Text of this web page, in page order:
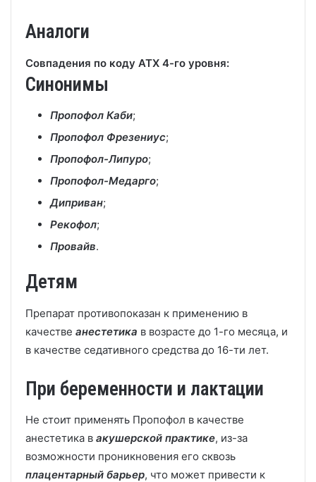
Аналоги
Совпадения по коду АТХ 4-го уровня:
Синонимы
Пропофол Каби;
Пропофол Фрезениус;
Пропофол-Липуро;
Пропофол-Медарго;
Диприван;
Рекофол;
Провайв.
Детям
Препарат противопоказан к применению в
качестве анестетика в возрасте до 1-го месяца, и
в качестве седативного средства до 16-ти лет.
При беременности и лактации
Не стоит применять Пропофол в качестве
анестетика в акушерской практике, из-за
возможности проникновения его сквозь
плацентарный барьер, что может привести к